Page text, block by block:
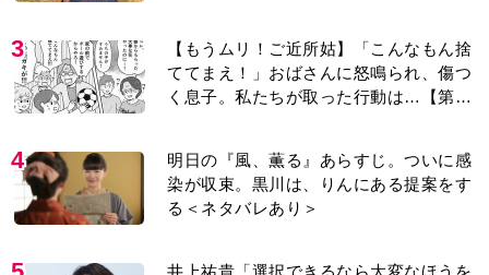
3
【もうムリ！ご近所姑】「こんなもん捨
ててまえ！」おばさんに怒鳴られ、傷つ
く息子。私たちが取った行動は…【第3
4
明日の『風、薫る』あらすじ。ついに感
染が収束。黒川は、りんにある提案をす
る＜ネタバレあり＞
井上祐貴「選択できるなら大変なほうを